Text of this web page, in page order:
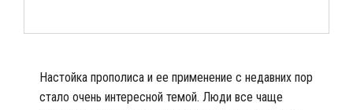
Настойка прополиса и ее применение с недавних пор
стало очень интересной темой. Люди все чаще